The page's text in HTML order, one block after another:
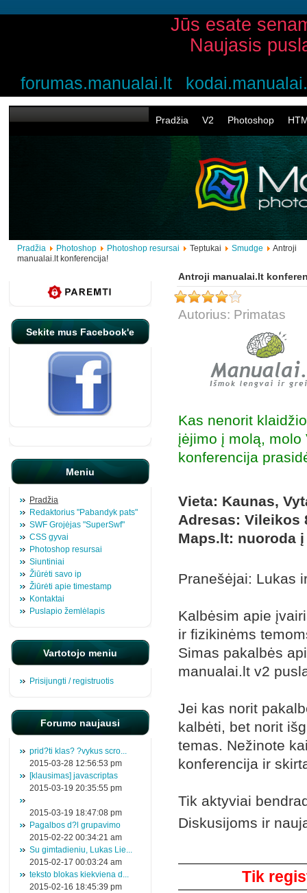
Jūs esate
Naujasis
forumas.manualai.lt
Pradžia V2 Photoshop
Pradžia Photoshop Photoshop resursai Teptukai Smudge
Antroji
manualai.lt konferencija!
Sekite mus Facebook'e
Meniu
Pradžia
Redaktorius "Pabandyk pats"
SWF Grojėjas "SuperSwf"
CSS gyvai
Photoshop resursai
Siuntiniai
Žiūrėti savo ip
Žiūrėti apie timestamp
Kontaktai
Puslapio žemlėlapis
Vartotojo meniu
Prisijungti / registruotis
Forumo naujausi
prid?ti klas? ?vykus scro...
2015-03-28 12:56:53 pm
[klausimas] javascriptas
2015-03-19 20:35:55 pm
2015-03-19 18:47:08 pm
Pagalbos d?l grupavimo
2015-02-22 00:34:21 am
Su gimtadieniu, Lukas Lie...
2015-02-17 00:03:24 am
teksto blokas kiekviena d...
2015-02-16 18:45:39 pm
Antroji manualai.lt
Autorius: Primatas
Kas nenorit
įėjimo į molą, molo
konferencija
Vieta: Kaunas,
Adresas: Vileikos
Maps.lt: nuoroda
Pranešėjai: Lukas
Kalbėsim apie
ir fizikinėms
Simas pakalbės
manualai.lt v2
Jei kas norit
kalbėti, bet norit
temas. Nežinote
konferencija ir
Tik aktyviai
Diskusijoms ir
Tik